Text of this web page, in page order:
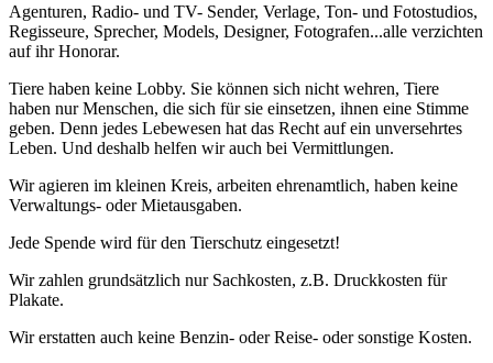
Agenturen, Radio- und TV- Sender, Verlage, Ton- und Fotostudios,
Regisseure, Sprecher, Models, Designer, Fotografen...alle verzichten
auf ihr Honorar.
Tiere haben keine Lobby. Sie können sich nicht wehren, Tiere
haben nur Menschen, die sich für sie einsetzen, ihnen eine Stimme
geben. Denn jedes Lebewesen hat das Recht auf ein unversehrtes
Leben. Und deshalb helfen wir auch bei Vermittlungen.
Wir agieren im kleinen Kreis, arbeiten ehrenamtlich, haben keine
Verwaltungs- oder Mietausgaben.
Jede Spende wird für den Tierschutz eingesetzt!
Wir zahlen grundsätzlich nur Sachkosten, z.B. Druckkosten für
Plakate.
Wir erstatten auch keine Benzin- oder Reise- oder sonstige Kosten.